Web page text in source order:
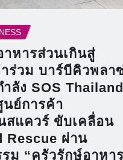
หารส่วนเกินสู่
ร่วม บาร์บีคิวพลา
ลัง SOS Thailand
นย์การค้า
สแควร์ ขับเคลื่อน
Rescue ผ่าน
ม “ครัวรักษ์อาหาร